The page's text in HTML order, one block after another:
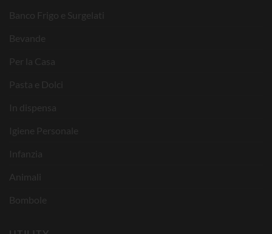
Banco Frigo e Surgelati
Bevande
Per la Casa
Pasta e Dolci
In dispensa
Igiene Personale
Infanzia
Animali
Bombole